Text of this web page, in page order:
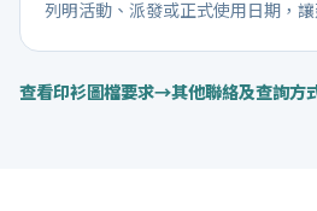
列明活動、派發或正式使用日期，
查看印衫圖檔要求 其他聯絡及查詢方